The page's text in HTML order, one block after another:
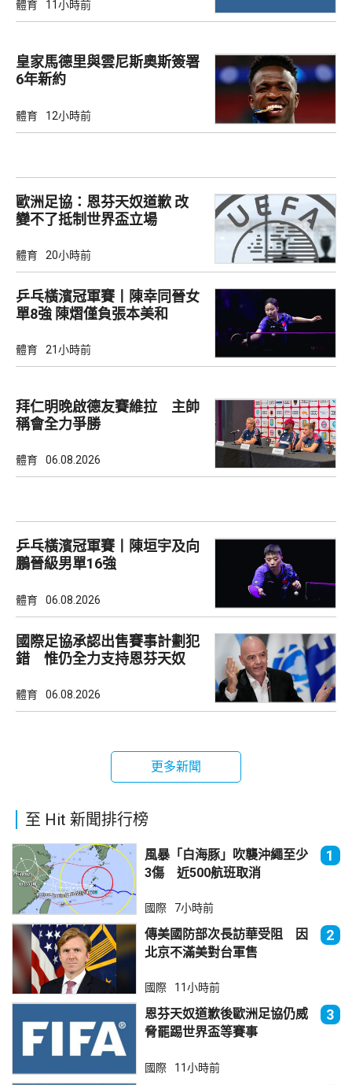
體育 11小時前
皇家馬德里與雲尼斯奧斯簽署
6年新約
體育 12小時前
歐洲足協：恩芬天奴道歉 改
變不了抵制世界盃立場
體育 20小時前
乒乓橫濱冠軍賽丨陳幸同晉女
單8強 陳熠僅負張本美和
體育 21小時前
拜仁明晚啟德友賽維拉 主帥
稱會全力爭勝
體育 06.08.2026
乒乓橫濱冠軍賽丨陳垣宇及向
鵬晉級男單16強
體育 06.08.2026
國際足協承認出售賽事計劃犯
錯 惟仍全力支持恩芬天奴
體育 06.08.2026
更多新聞
至 Hit 新聞排行榜
風暴「白海豚」吹襲沖繩至少
3傷 近500航班取消
1
國際 7小時前
傳美國防部次長訪華受阻 因
北京不滿美對台軍售
2
國際 11小時前
恩芬天奴道歉後歐洲足協仍威
脅罷踢世界盃等賽事
3
國際 11小時前